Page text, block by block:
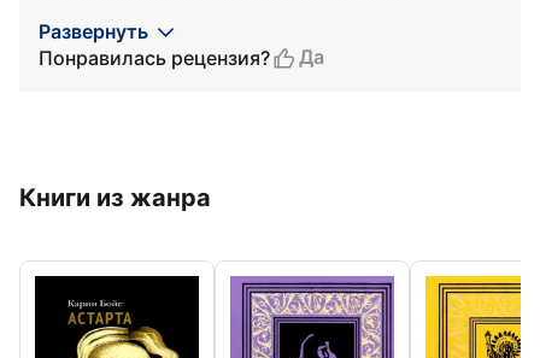
Развернуть
Понравилась рецензия?
Да
Книги из жанра